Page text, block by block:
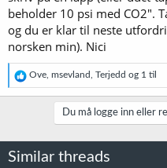
beholder 10 psi med CO2".
og du er klar til neste
norsken min). Nici
R
e
a
n
Ove msevland Terjedd og 1 til
Du må logge inn eller
Similar threads